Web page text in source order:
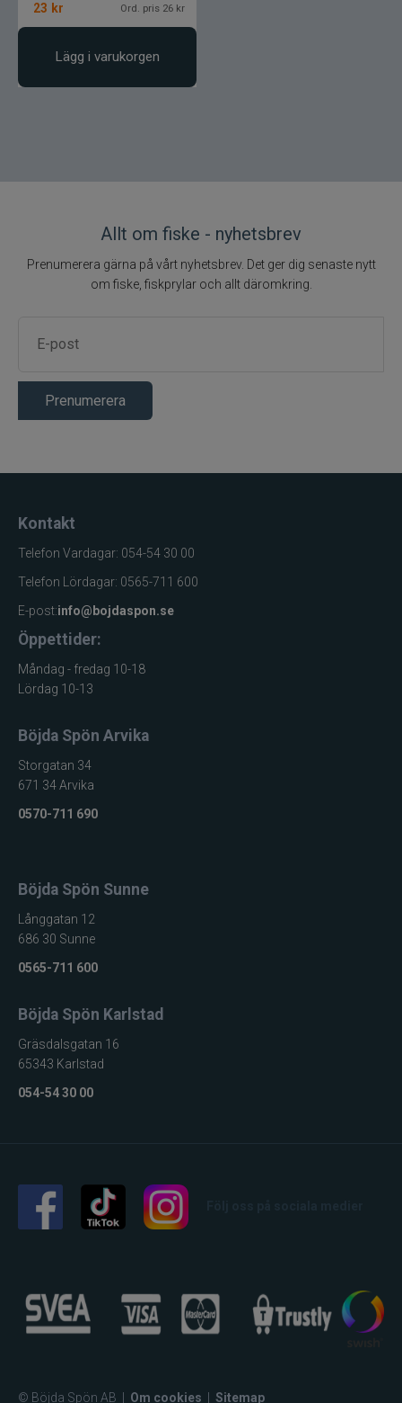
Ram mounts
Rovex
Scott
SemperFli
Shimano
Splash
Sportsystem
Sundridge
St. Croix
Swim Whizz
23 kr Ord. pris 26 kr
Lägg i varukorgen
Allt om fiske - nyhetsbrev
Prenumerera gärna på vårt nyhetsbrev. Det ger dig senaste nytt
om fiske, fiskprylar och allt däromkring.
Prenumerera
Kontakt
Telefon Vardagar: 054-54 30 00
Telefon Lördagar: 0565-711 600
E-post:info@bojdaspon.se
Öppettider:
Måndag - fredag 10-18
Lördag 10-13
Böjda Spön Arvika
Storgatan 34
671 34 Arvika
0570-711 690
Böjda Spön Sunne
Långgatan 12
686 30 Sunne
0565-711 600
Böjda Spön Karlstad
Gräsdalsgatan 16
65343 Karlstad
054-54 30 00
© Böjda Spön AB Om cookies Sitemap